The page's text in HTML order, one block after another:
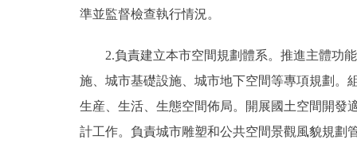
準並監督檢查執行情況。
2.負責建立本市空間規劃體系。推進主體功能
施、城市基礎設施、城市地下空間等專項規劃。
生産、生活、生態空間佈局。開展國土空間開發
計工作。負責城市雕塑和公共空間景觀風貌規劃